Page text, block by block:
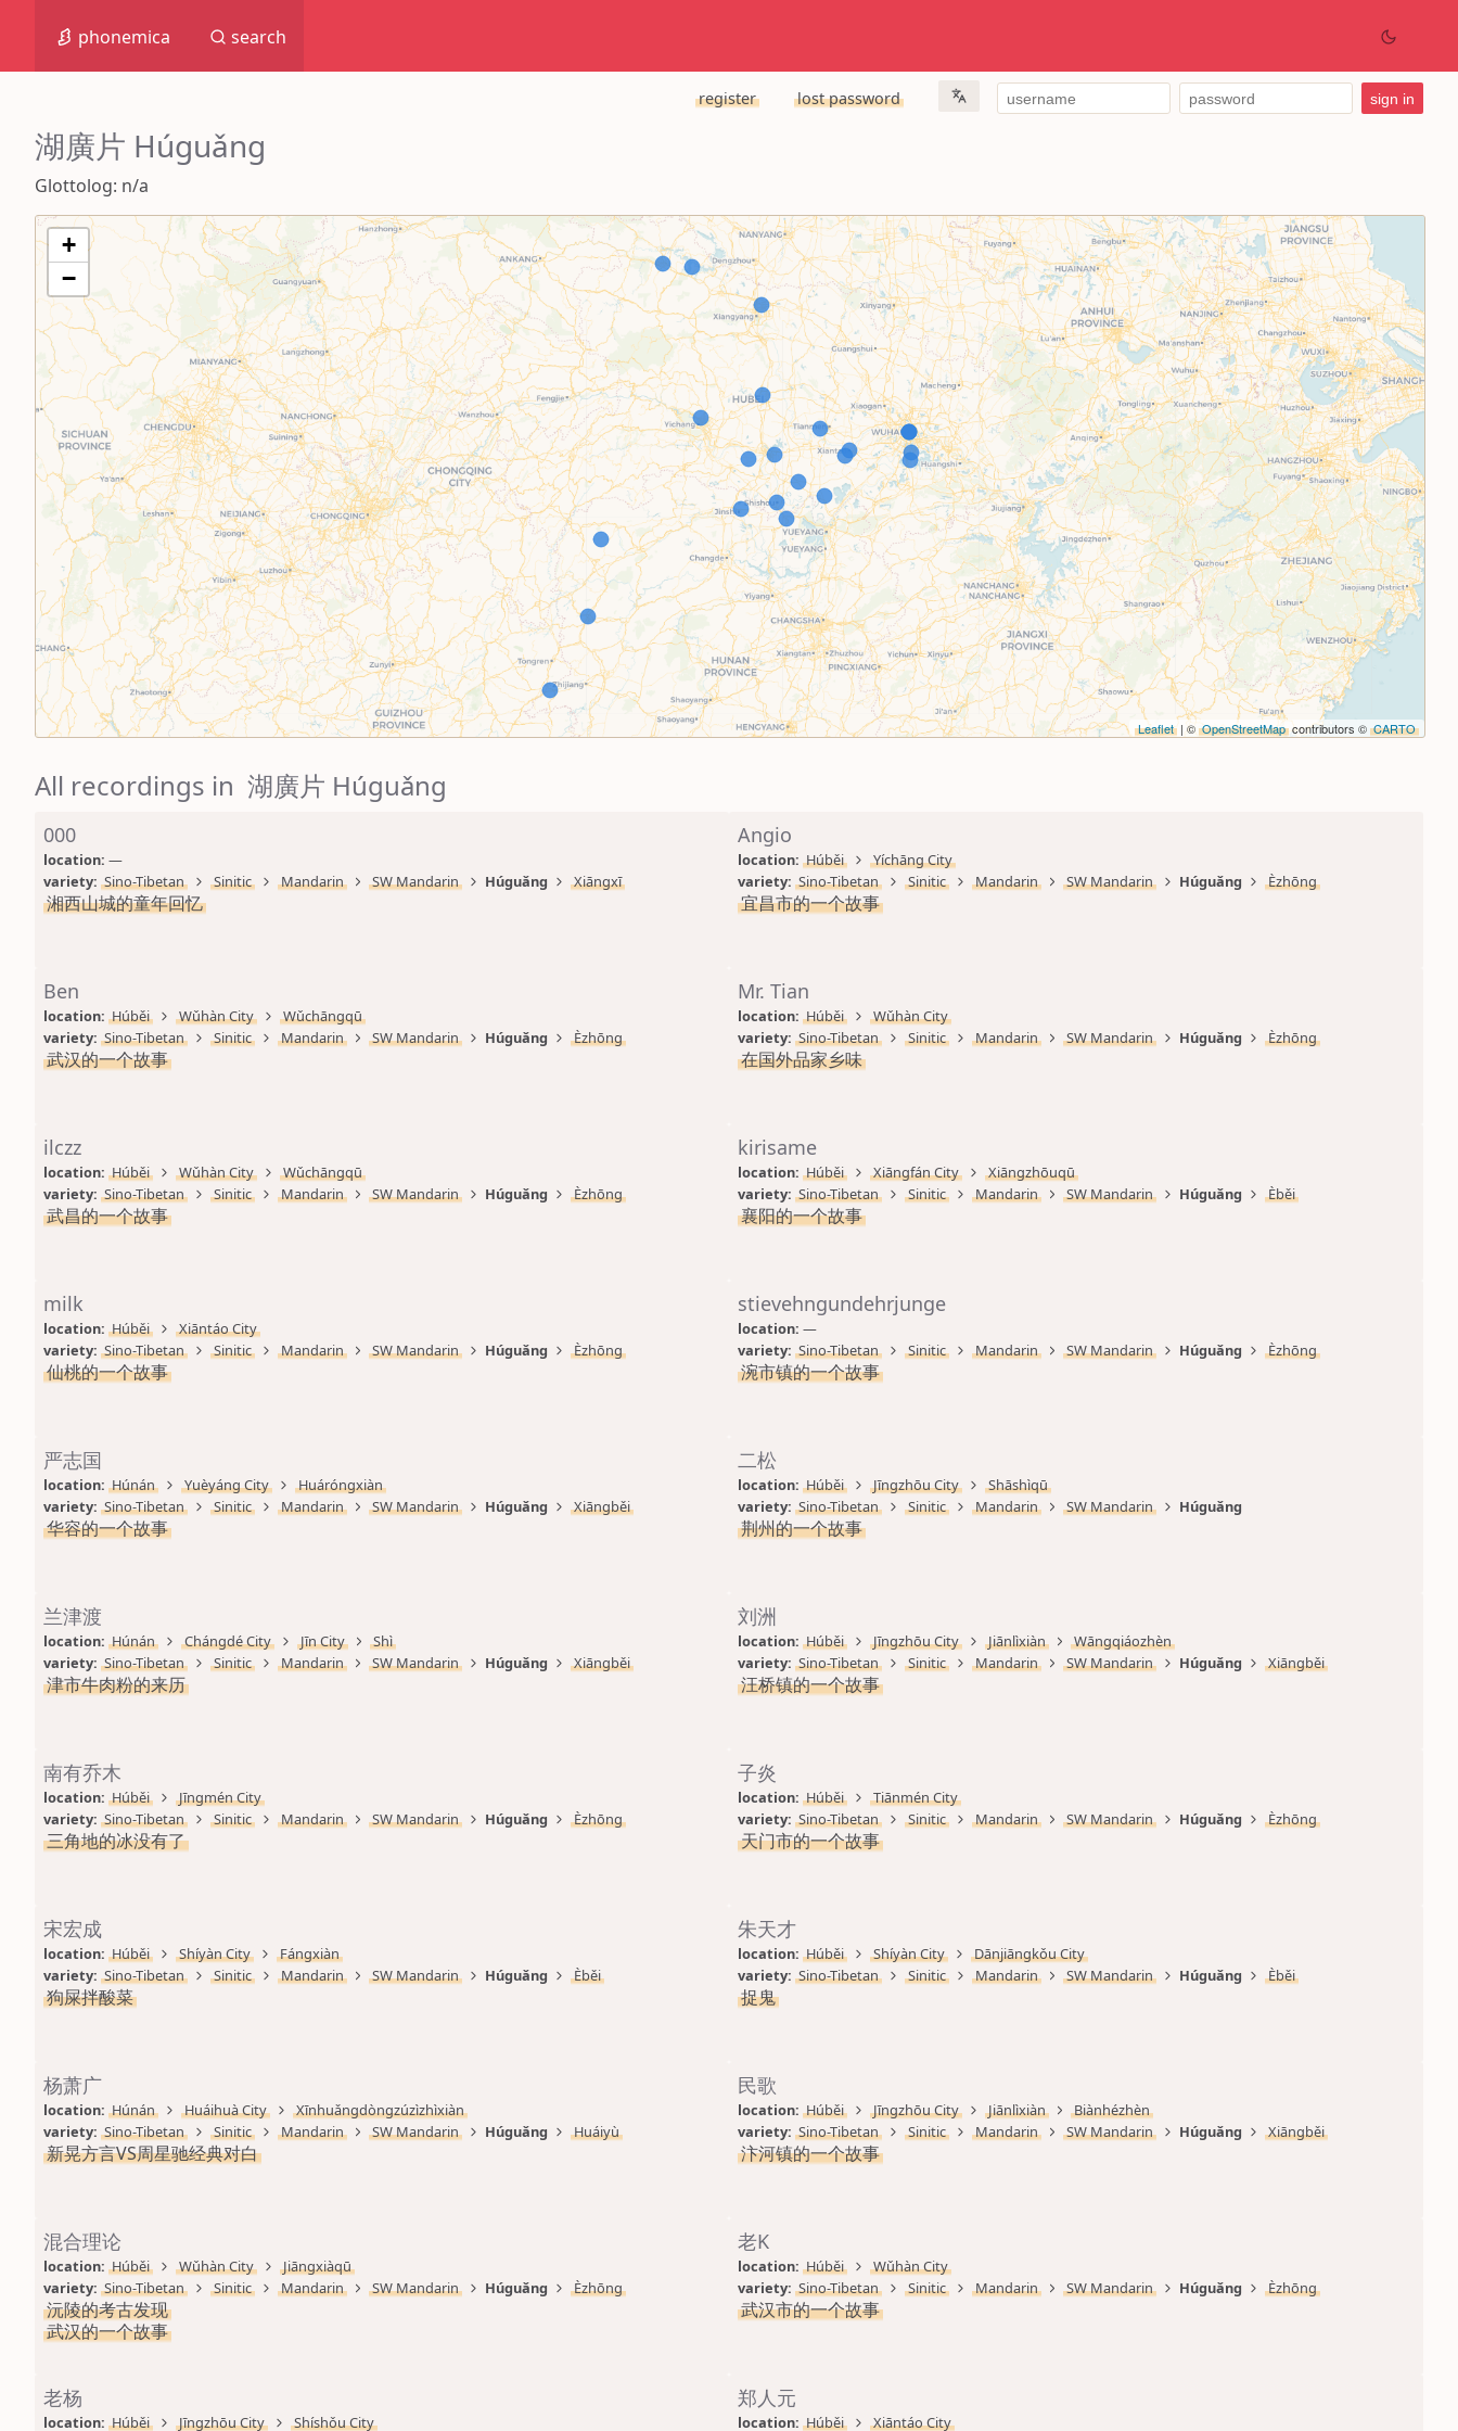
phonemica search
register lost password
湖廣片 Húguǎng
Glottolog: n/a
+
−
Leaflet | © OpenStreetMap contributors © CARTO
All recordings in 湖廣片 Húguǎng
000
location: —
variety: Sino-Tibetan Sinitic Mandarin SW Mandarin Húguǎng Xiāngxī
湘西山城的童年回忆
Angio
location: Húběi
Yíchāng City
variety: Sino-Tibetan Sinitic Mandarin SW Mandarin Húguǎng Èzhōng
宜昌市的一个故事
Ben
location: Húběi Wǔhàn City
Wǔchāngqū
variety: Sino-Tibetan Sinitic Mandarin SW Mandarin Húguǎng Èzhōng
武汉的一个故事
Mr. Tian
location: Húběi
Wǔhàn City
variety: Sino-Tibetan Sinitic Mandarin SW Mandarin Húguǎng Èzhōng
在国外品家乡味
ilczz
location: Húběi Wǔhàn City
Wǔchāngqū
variety: Sino-Tibetan Sinitic Mandarin SW Mandarin Húguǎng Èzhōng
武昌的一个故事
kirisame
location: Húběi Xiāngfán City
Xiāngzhōuqū
variety: Sino-Tibetan Sinitic Mandarin SW Mandarin Húguǎng Èběi
襄阳的一个故事
milk
location: Húběi
Xiāntáo City
variety: Sino-Tibetan Sinitic Mandarin SW Mandarin Húguǎng Èzhōng
仙桃的一个故事
stievehngundehrjunge
location: —
variety: Sino-Tibetan Sinitic Mandarin SW Mandarin Húguǎng Èzhōng
涴市镇的一个故事
严志国
location: Húnán Yuèyáng City
Huáróngxiàn
variety: Sino-Tibetan Sinitic Mandarin SW Mandarin Húguǎng Xiāngběi
华容的一个故事
二松
location: Húběi Jīngzhōu City
Shāshìqū
variety: Sino-Tibetan Sinitic Mandarin SW Mandarin Húguǎng
荆州的一个故事
兰津渡
location: Húnán Chángdé City Jīn City
Shì
variety: Sino-Tibetan Sinitic Mandarin SW Mandarin Húguǎng Xiāngběi
津市牛肉粉的来历
刘洲
location: Húběi Jīngzhōu City Jiānlìxiàn
Wāngqiáozhèn
variety: Sino-Tibetan Sinitic Mandarin SW Mandarin Húguǎng Xiāngběi
汪桥镇的一个故事
南有乔木
location: Húběi
Jīngmén City
variety: Sino-Tibetan Sinitic Mandarin SW Mandarin Húguǎng Èzhōng
三角地的冰没有了
子炎
location: Húběi
Tiānmén City
variety: Sino-Tibetan Sinitic Mandarin SW Mandarin Húguǎng Èzhōng
天门市的一个故事
宋宏成
location: Húběi Shíyàn City
Fángxiàn
variety: Sino-Tibetan Sinitic Mandarin SW Mandarin Húguǎng Èběi
狗屎拌酸菜
朱天才
location: Húběi Shíyàn City
Dānjiāngkǒu City
variety: Sino-Tibetan Sinitic Mandarin SW Mandarin Húguǎng Èběi
捉鬼
杨萧广
location: Húnán Huáihuà City
Xīnhuǎngdòngzúzìzhìxiàn
variety: Sino-Tibetan Sinitic Mandarin SW Mandarin Húguǎng Huáiyù
新晃方言VS周星驰经典对白
民歌
location: Húběi Jīngzhōu City Jiānlìxiàn
Biànhézhèn
variety: Sino-Tibetan Sinitic Mandarin SW Mandarin Húguǎng Xiāngběi
汴河镇的一个故事
混合理论
location: Húběi Wǔhàn City
Jiāngxiàqū
variety: Sino-Tibetan Sinitic Mandarin SW Mandarin Húguǎng Èzhōng
沅陵的考古发现
武汉的一个故事
老K
location: Húběi
Wǔhàn City
variety: Sino-Tibetan Sinitic Mandarin SW Mandarin Húguǎng Èzhōng
武汉市的一个故事
老杨
location: Húběi Jīngzhōu City Shíshǒu City
郑人元
location: Húběi Xiāntáo City